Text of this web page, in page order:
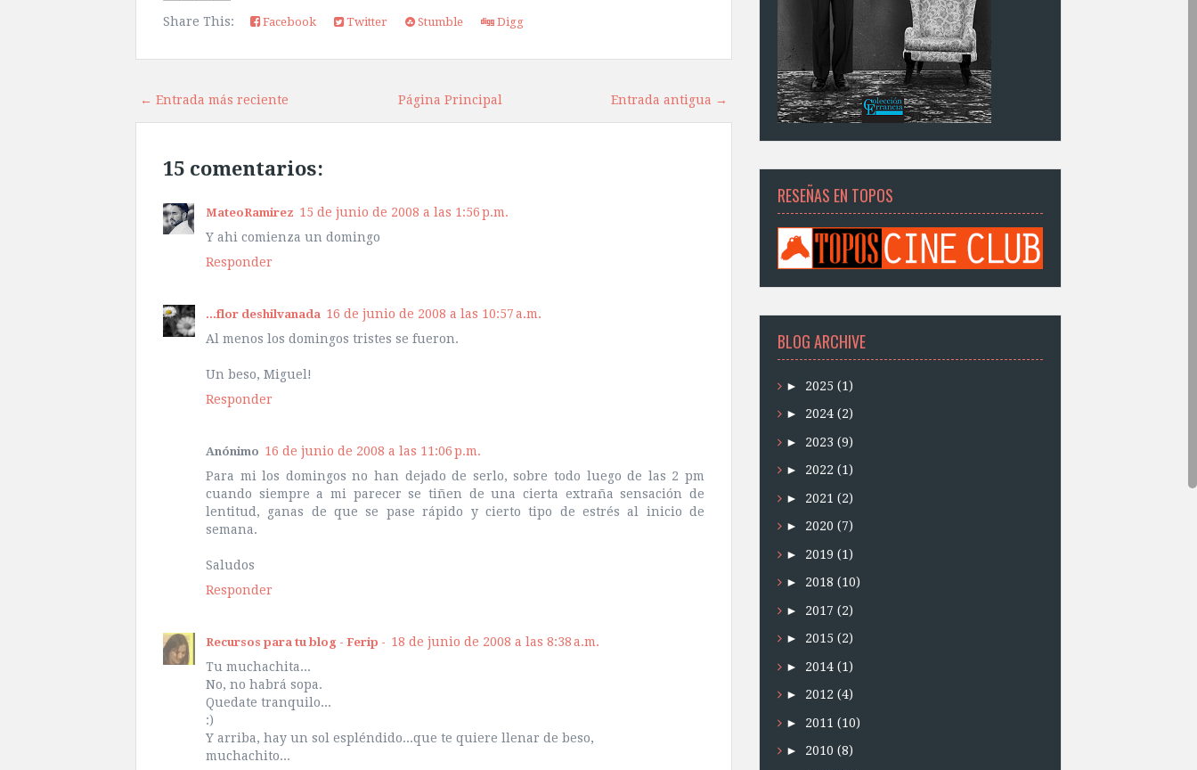
Share This: Facebook Twitter Stumble Digg
← Entrada más reciente Entrada antigua →
Página Principal
15 comentarios:
MateoRamirez 15 de junio de 2008 a las 1:56 p.m.
Y ahi comienza un domingo
Responder
...flor deshilvanada 16 de junio de 2008 a las 10:57 a.m.
Al menos los domingos tristes se fueron.
Un beso, Miguel!
Responder
Anónimo 16 de junio de 2008 a las 11:06 p.m.
Para mi los domingos no han dejado de serlo, sobre todo luego de las 2 pm
cuando siempre a mi parecer se tiñen de una cierta extraña sensación de
lentitud, ganas de que se pase rápido y cierto tipo de estrés al inicio de
semana.
Saludos
Responder
Recursos para tu blog - Ferip - 18 de junio de 2008 a las 8:38 a.m.
Tu muchachita...
No, no habrá sopa.
Quedate tranquilo...
:)
Y arriba, hay un sol espléndido...que te quiere llenar de beso,
muchachito...
RESEÑAS EN TOPOS
BLOG ARCHIVE
► 2025 (1)
► 2024 (2)
► 2023 (9)
► 2022 (1)
► 2021 (2)
► 2020 (7)
► 2019 (1)
► 2018 (10)
► 2017 (2)
► 2015 (2)
► 2014 (1)
► 2012 (4)
► 2011 (10)
► 2010 (8)